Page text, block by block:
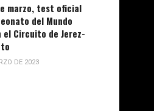
marzo, test oficial
del Mundo
el Circuito de Jerez-
DE 2023